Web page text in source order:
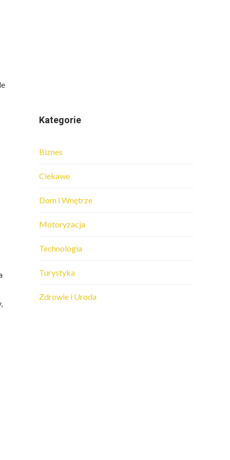
Kategorie
Biznes
Ciekawe
Dom i Wnętrze
Motoryzacja
Technologia
Turystyka
Zdrowie i Uroda